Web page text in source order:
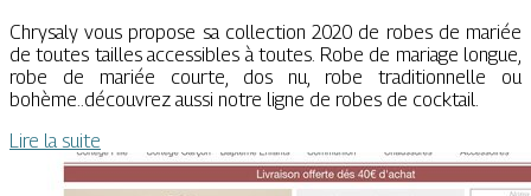
Chrysaly vous propose sa collection 2020 de robes de mariée
de toutes tailles accessibles à toutes. Robe de mariage longue,
robe de mariée courte, dos nu, robe traditionnelle ou
bohème..découvrez aussi notre ligne de robes de cocktail.
Lire la suite